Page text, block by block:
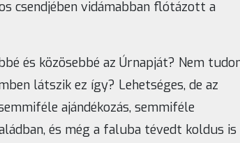
csendjében vidámabban flótázott a
és közösebbé az Úrnapját? Nem
látszik ez így? Lehetséges, de az
ajándékozás, semmiféle
és még a faluba tévedt koldus is